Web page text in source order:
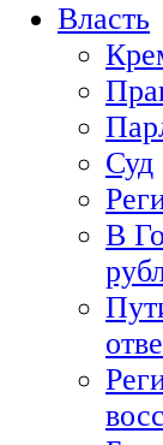
Власть
Суд
В